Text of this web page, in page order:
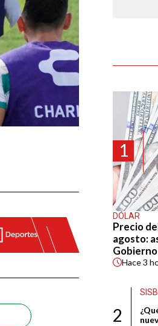
1
DÓLAR
Precio
agosto:
Gobierno
Hace3
2